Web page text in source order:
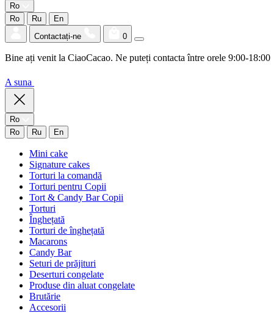
Ro
Ro
Ru
En
Contactați-ne
0
Bine ați venit la CiaoCacao. Ne puteți contacta între orele 9:00-18:00
A suna
Ro
Ro
Ru En
Mini cake
Signature cakes
Torturi la comandă
Torturi pentru Copii
Tort & Candy Bar Copii
Torturi
Înghețată
Torturi de înghețată
Macarons
Candy Bar
Seturi de prăjituri
Deserturi congelate
Produse din aluat congelate
Brutărie
Accesorii